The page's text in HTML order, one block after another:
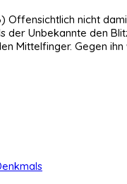
Offensichtlich nicht
der Unbekannte den
Mittelfinger. Gegen